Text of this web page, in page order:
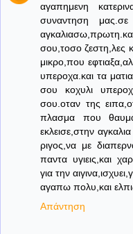
αγαπημενη
συναντηση
σου,τοσο ζεστη,λες
μικρο,που
υπεροχα.και τα
σου κοχυλι
σου.οταν της
πλασμα που
εκλεισε,στην
ριγος,να με
παντα υγιεις,και
για την
αγαπω πολυ,και
Απάντηση